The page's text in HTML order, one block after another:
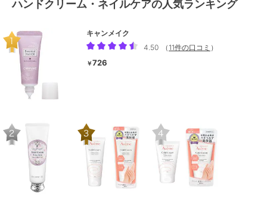
ハンドクリーム・ネイルケアの人気ランキング
キャンメイク
4.50
（ 11件の口コミ ）
￥726